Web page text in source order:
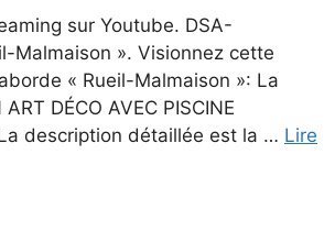
sur Youtube. DSA-
Malmaison ». Visionnez cette
« Rueil-Malmaison »: La
DÉCO AVEC PISCINE
La description détaillée est la … Lire